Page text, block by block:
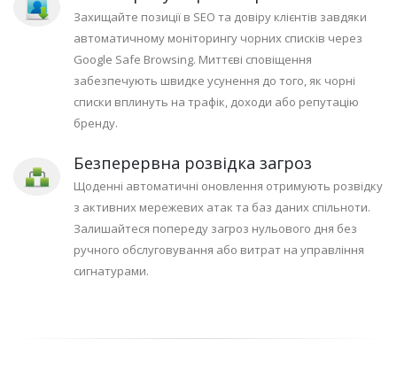
Захищайте позиції в SEO та довіру клієнтів завдяки
автоматичному моніторингу чорних списків через
Google Safe Browsing. Миттєві сповіщення
забезпечують швидке усунення до того, як чорні
списки вплинуть на трафік, доходи або репутацію
бренду.
Безперервна розвідка загроз
Щоденні автоматичні оновлення отримують розвідку
з активних мережевих атак та баз даних спільноти.
Залишайтеся попереду загроз нульового дня без
ручного обслуговування або витрат на управління
сигнатурами.